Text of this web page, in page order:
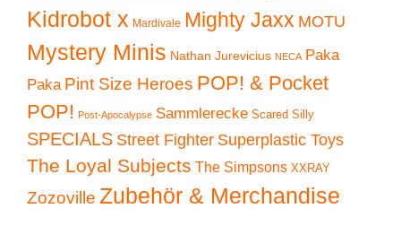
Kidrobot x Mardivale Mighty Jaxx MOTU
Mystery Minis Nathan Jurevicius NECA Paka
Paka Pint Size Heroes POP! & Pocket
POP! Post-Apocalypse Sammlerecke Scared Silly
SPECIALS Street Fighter Superplastic Toys
The Loyal Subjects The Simpsons XXRAY
Zozoville Zubehör & Merchandise